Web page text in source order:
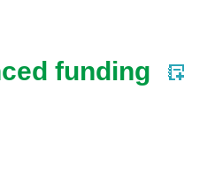
funding